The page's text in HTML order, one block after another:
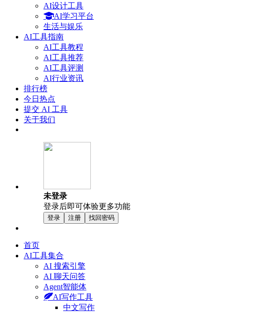
AI设计工具
AI学习平台
生活与娱乐
AI工具指南
AI工具教程
AI工具推荐
AI工具评测
AI行业资讯
排行榜
今日热点
提交 AI 工具
关于我们
未登录
登录后即可体验更多功能
登录 注册 找回密码
首页
AI工具集合
AI 搜索引擎
AI 聊天问答
Agent智能体
AI写作工具
中文写作